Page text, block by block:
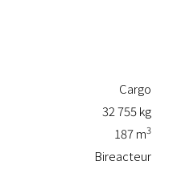
Cargo
32 755kg
187m3
Bireacteur